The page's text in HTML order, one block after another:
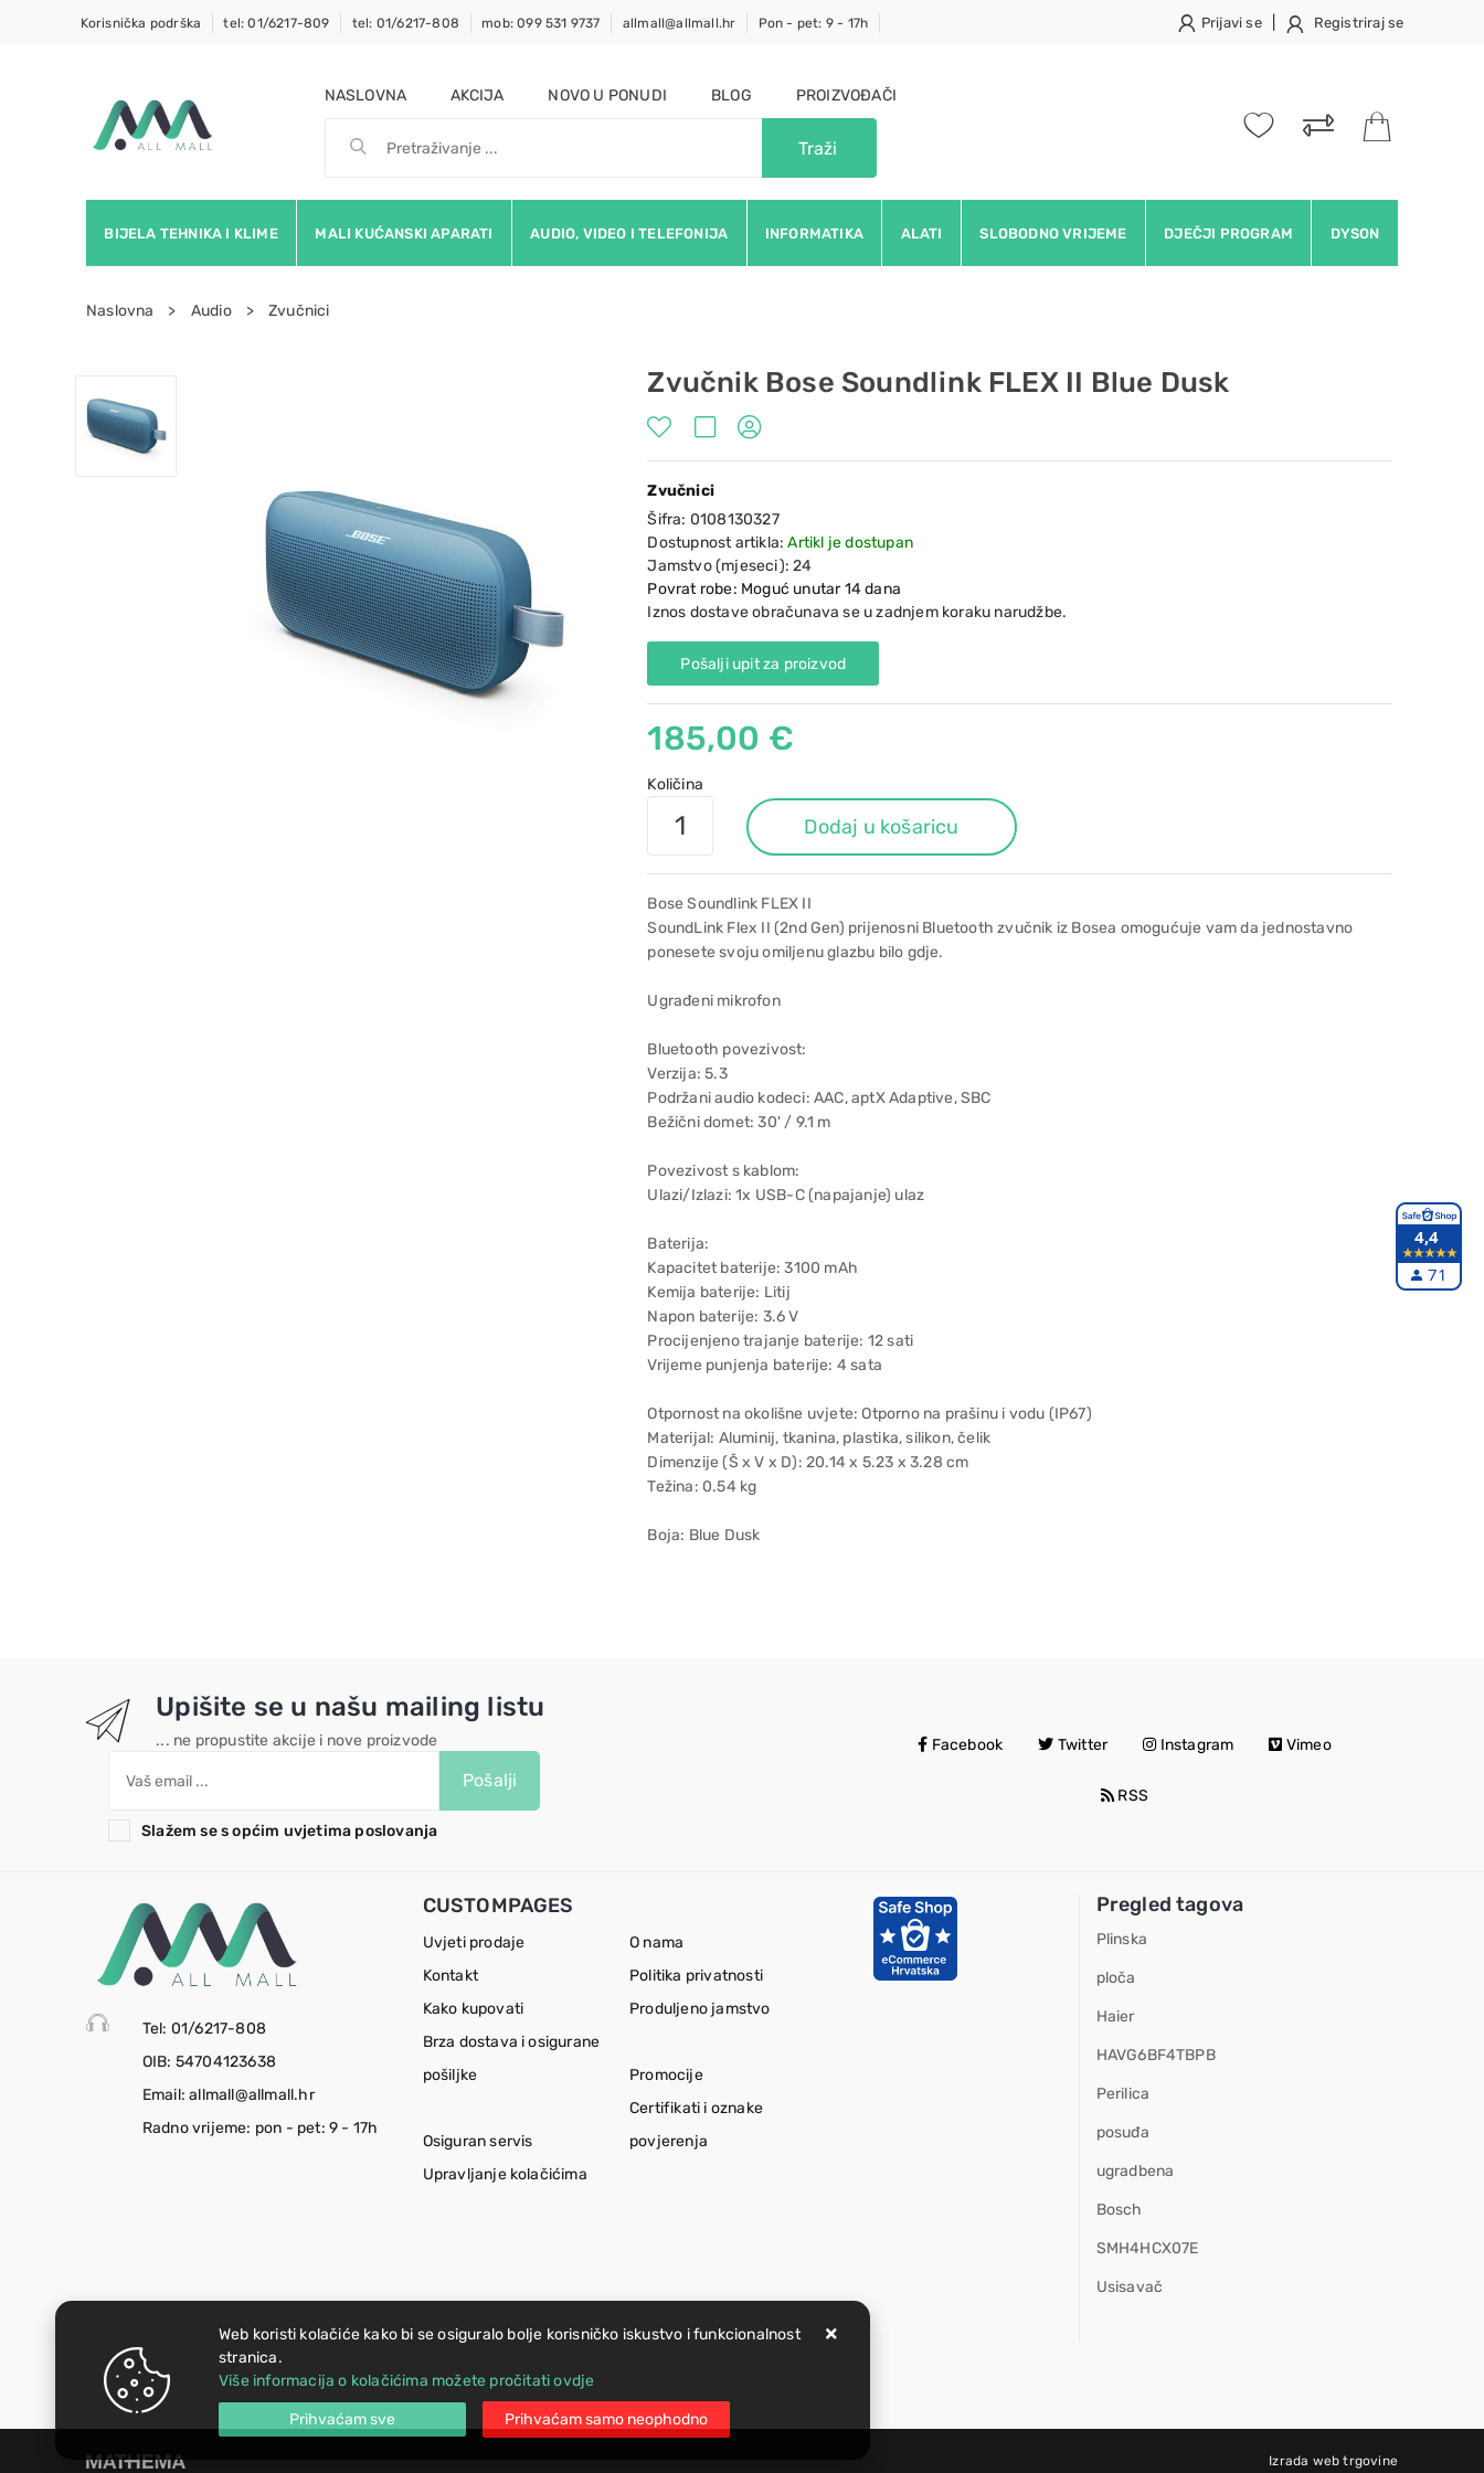
Korisnička podrška tel: 01/6217-809 tel: 01/6217-808 mob: 099 531 9737 allmall@allmall.hr Pon - pet: 9 - 17h Prijavi se Registriraj se
NASLOVNA AKCIJA NOVO U PONUDI BLOG PROIZVOĐAČI
Traži
BIJELA TEHNIKA I KLIME MALI KUĆANSKI APARATI AUDIO, VIDEO I TELEFONIJA INFORMATIKA ALATI SLOBODNO VRIJEME DJEČJI PROGRAM DYSON
Naslovna Audio Zvučnici
Zvučnik Bose Soundlink FLEX II Blue Dusk
Zvučnici
Šifra: 0108130327
Dostupnost artikla:Artikl je dostupan
Jamstvo (mjeseci):24
Povrat robe: Moguć unutar 14 dana
Iznos dostave obračunava se u zadnjem koraku narudžbe.
Pošalji upit za proizvod
185,00 €
Količina
Dodaj u košaricu
Bose Soundlink FLEX II
SoundLink Flex II (2nd Gen) prijenosni Bluetooth zvučnik iz Bosea omogućuje vam da jednostavno
ponesete svoju omiljenu glazbu bilo gdje.
Ugrađeni mikrofon
Bluetooth povezivost:
Verzija: 5.3
Podržani audio kodeci: AAC, aptX Adaptive, SBC
Bežični domet: 30' / 9.1 m
Povezivost s kablom:
Ulazi/Izlazi: 1x USB-C (napajanje) ulaz
Baterija:
Kapacitet baterije: 3100 mAh
Kemija baterije: Litij
Napon baterije: 3.6 V
Procijenjeno trajanje baterije: 12 sati
Vrijeme punjenja baterije: 4 sata
Otpornost na okolišne uvjete: Otporno na prašinu i vodu (IP67)
Materijal: Aluminij, tkanina, plastika, silikon, čelik
Dimenzije (Š x V x D): 20.14 x 5.23 x 3.28 cm
Težina: 0.54 kg
Boja: Blue Dusk
Upišite se u našu mailing listu
... ne propustite akcije i nove proizvode
Pošalji
Slažem se s općim uvjetima poslovanja
Facebook Twitter Instagram Vimeo
RSS
Tel: 01/6217-808
OIB: 54704123638
Email: allmall@allmall.hr
Radno vrijeme: pon - pet: 9 - 17h
CUSTOMPAGES
Uvjeti prodaje
O nama
Kontakt
Politika privatnosti
Kako kupovati
Produljeno jamstvo
Brza dostava i osigurane
pošiljke
Promocije
Osiguran servis
Certifikati i oznake
povjerenja
Upravljanje kolačićima
Pregled tagova
Plinska
ploča
Haier
HAVG6BF4TBPB
Perilica
posuđa
ugradbena
Bosch
SMH4HCX07E
Usisavač
Izrada web trgovine
Web koristi kolačiće kako bi se osiguralo bolje korisničko iskustvo i funkcionalnost
stranica.
Više informacija o kolačićima možete pročitati ovdje
Prihvaćam sve Prihvaćam samo neophodno
4,4
71